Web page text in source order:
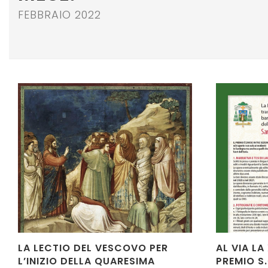
FEBBRAIO 2022
LA LECTIO DEL VESCOVO PER
L’INIZIO DELLA QUARESIMA
AL VIA LA
PREMIO